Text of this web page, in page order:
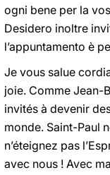
ogni bene per la
Desidero inoltre
l’appuntamento è
Je vous salue
joie. Comme Jean-
invités à devenir
monde. Saint-Paul
n’éteignez pas
avec nous ! Avec